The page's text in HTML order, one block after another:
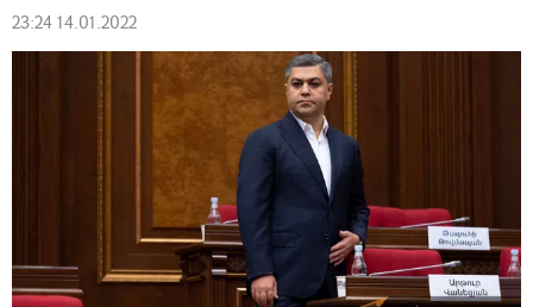
23:24 14.01.2022